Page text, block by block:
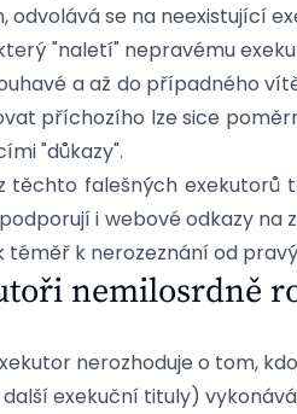
odvolává se na neexistující
"naletí" nepravému
a až do případného
příchozího lze sice
"důkazy".
těchto falešných exekutorů
i webové odkazy
téměř k nerozeznání od
nemilosrdně
nerozhoduje o tom,
exekuční tituly)